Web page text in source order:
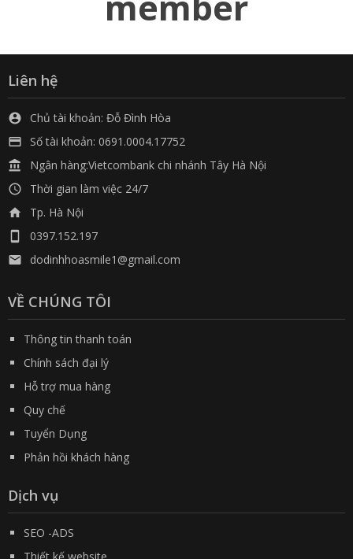
Liên hệ
 Chủ tài khoản: Đỗ Đình Hòa
 Số tài khoản: 0691.0004.17752
 Ngân hàng:Vietcombank chi nhánh Tây Hà Nội
 Thời gian làm việc 24/7
 Tp. Hà Nội
 0397.152.197
 dodinhhoasmile1@gmail.com
VỀ CHÚNG TÔI
Thông tin thanh toán
Chính sách đại lý
Hỗ trợ mua hàng
Quy chế
Tuyển Dụng
Phản hồi khách hàng
Dịch vụ
SEO -ADS